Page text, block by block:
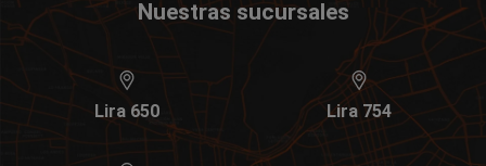
Nuestras sucursales
Lira 650 Lira 754